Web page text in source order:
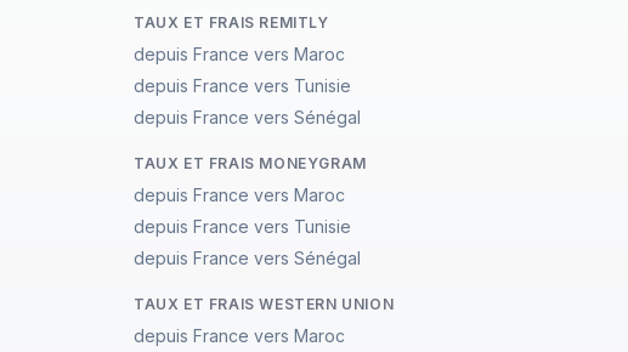
TAUX ET FRAIS REMITLY
depuis France vers Maroc
depuis France vers Tunisie
depuis France vers Sénégal
TAUX ET FRAIS MONEYGRAM
depuis France vers Maroc
depuis France vers Tunisie
depuis France vers Sénégal
TAUX ET FRAIS WESTERN UNION
depuis France vers Maroc